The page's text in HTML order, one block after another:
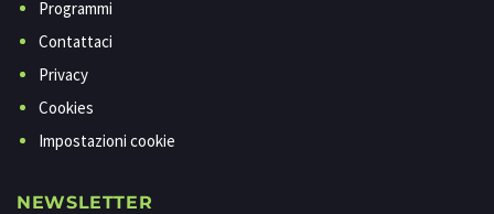
Programmi
Contattaci
Privacy
Cookies
Impostazioni cookie
NEWSLETTER